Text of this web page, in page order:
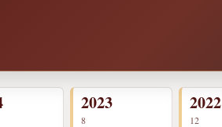
2023
8
2022
12